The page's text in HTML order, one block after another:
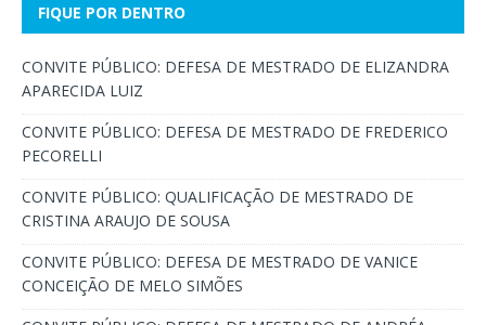
FIQUE POR DENTRO
CONVITE PÚBLICO: DEFESA DE MESTRADO DE ELIZANDRA
APARECIDA LUIZ
CONVITE PÚBLICO: DEFESA DE MESTRADO DE FREDERICO
PECORELLI
CONVITE PÚBLICO: QUALIFICAÇÃO DE MESTRADO DE
CRISTINA ARAUJO DE SOUSA
CONVITE PÚBLICO: DEFESA DE MESTRADO DE VANICE
CONCEIÇÃO DE MELO SIMÕES